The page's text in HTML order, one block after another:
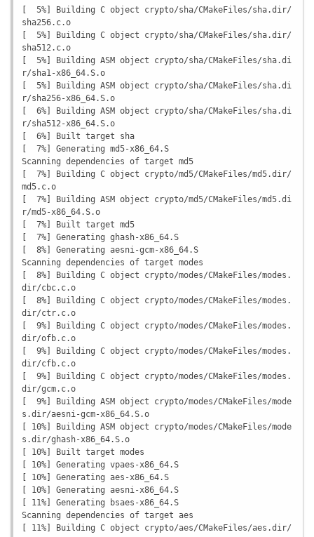
[  5%] Building C object crypto/sha/CMakeFiles/sha.dir/
sha256.c.o
[  5%] Building C object crypto/sha/CMakeFiles/sha.dir/
sha512.c.o
[  5%] Building ASM object crypto/sha/CMakeFiles/sha.di
r/sha1-x86_64.S.o
[  5%] Building ASM object crypto/sha/CMakeFiles/sha.di
r/sha256-x86_64.S.o
[  6%] Building ASM object crypto/sha/CMakeFiles/sha.di
r/sha512-x86_64.S.o
[  6%] Built target sha
[  7%] Generating md5-x86_64.S
Scanning dependencies of target md5
[  7%] Building C object crypto/md5/CMakeFiles/md5.dir/
md5.c.o
[  7%] Building ASM object crypto/md5/CMakeFiles/md5.di
r/md5-x86_64.S.o
[  7%] Built target md5
[  7%] Generating ghash-x86_64.S
[  8%] Generating aesni-gcm-x86_64.S
Scanning dependencies of target modes
[  8%] Building C object crypto/modes/CMakeFiles/modes.
dir/cbc.c.o
[  8%] Building C object crypto/modes/CMakeFiles/modes.
dir/ctr.c.o
[  9%] Building C object crypto/modes/CMakeFiles/modes.
dir/ofb.c.o
[  9%] Building C object crypto/modes/CMakeFiles/modes.
dir/cfb.c.o
[  9%] Building C object crypto/modes/CMakeFiles/modes.
dir/gcm.c.o
[  9%] Building ASM object crypto/modes/CMakeFiles/mode
s.dir/aesni-gcm-x86_64.S.o
[ 10%] Building ASM object crypto/modes/CMakeFiles/mode
s.dir/ghash-x86_64.S.o
[ 10%] Built target modes
[ 10%] Generating vpaes-x86_64.S
[ 10%] Generating aes-x86_64.S
[ 10%] Generating aesni-x86_64.S
[ 11%] Generating bsaes-x86_64.S
Scanning dependencies of target aes
[ 11%] Building C object crypto/aes/CMakeFiles/aes.dir/